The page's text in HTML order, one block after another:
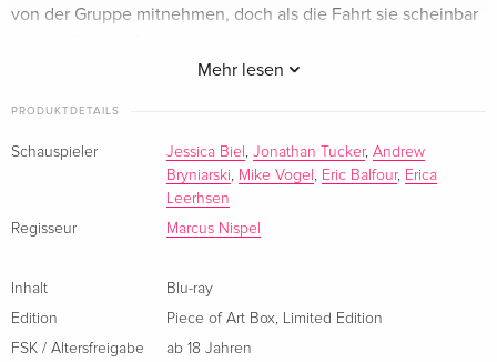
VHS Retro Edition, Tape Edition, Limited
DVD
Cover B, Grosse Hartbox, Limited Edition,
Cover D, Grosse Hartbox, Limited Edition
Deutsch
vergriffen
Mehr lesen
von der Gruppe mitnehmen, doch als die Fahrt sie scheinbar
PRODUKTDETAILS
Schauspieler Jessica Biel , Jonathan Tucker, Andrew
Bryniarski, Mike Vogel , Eric Balfour, Erica
Leerhsen
Regisseur
Marcus Nispel
Inhalt
Blu-ray
Edition
Piece of Art Box, Limited Edition
FSK / Altersfreigabe
ab 18 Jahren